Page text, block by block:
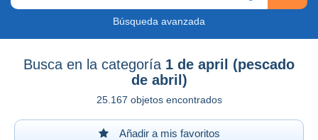
Búsqueda avanzada
Busca en la categoría 1 de april (pescado
de abril)
25.167 objetos encontrados
Añadir a mis favoritos